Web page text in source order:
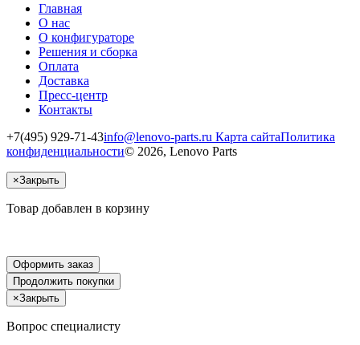
Главная
О нас
О конфигураторе
Решения и сборка
Оплата
Доставка
Пресс-центр
Контакты
+7(495) 929-71-43info@lenovo-parts.ru Карта сайтаПолитика
конфиденциальности© 2026, Lenovo Parts
×Закрыть
Товар добавлен в корзину
Оформить заказ
Продолжить покупки
×Закрыть
Вопрос специалисту